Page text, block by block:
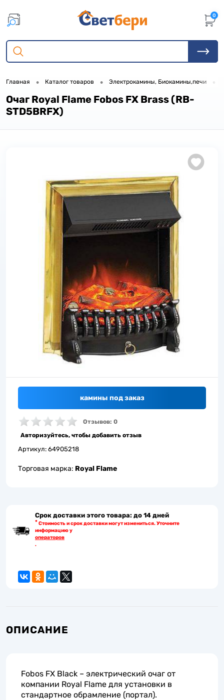
0
Главная • Каталог товаров • Электрокамины, Биокамины,печи •
Очаг Royal Flame Fobos FX Brass (RB-
STD5BRFX)
камины под заказ
Отзывов: 0
Авторизуйтесь, чтобы добавить отзыв
Артикул: 64905218
Торговая марка: Royal Flame
Срок доставки этого товара: до 14 дней
*Стоимость и срок доставки могут измениться. Уточните
информацию у
операторов
.
ОПИСАНИЕ
Fobos FX Black – электрический очаг от
компании Royal Flame для установки в
стандартное обрамление (портал).